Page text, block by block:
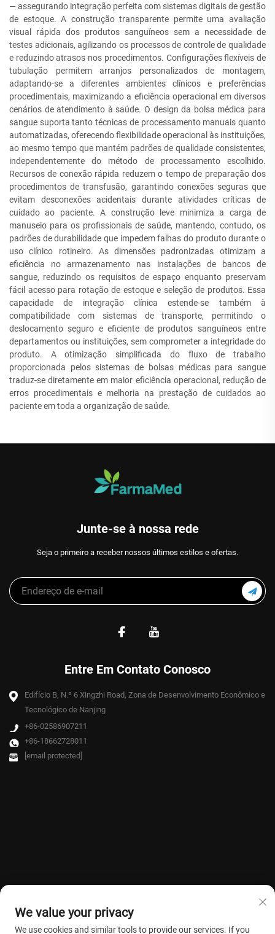
— assegurando integração perfeita com sistemas digitais de gestão
de estoque. A construção transparente permite uma avaliação
visual rápida dos produtos sanguíneos sem a necessidade de
testes adicionais, agilizando os processos de controle de qualidade
e reduzindo atrasos nos procedimentos. Configurações flexíveis de
tubulação permitem arranjos personalizados de montagem,
adaptando-se a diferentes ambientes clínicos e preferências
procedimentais, maximizando a eficiência operacional em diversos
cenários de atendimento à saúde. O design da bolsa médica para
sangue suporta tanto técnicas de processamento manuais quanto
automatizadas, oferecendo flexibilidade operacional às instituições,
ao mesmo tempo que mantém padrões de qualidade consistentes,
independentemente do método de processamento escolhido.
Recursos de conexão rápida reduzem o tempo de preparação dos
procedimentos de transfusão, garantindo conexões seguras que
evitam desconexões acidentais durante atividades críticas de
cuidado ao paciente. A construção leve minimiza a carga de
manuseio para os profissionais de saúde, mantendo, contudo, os
padrões de durabilidade que impedem falhas do produto durante o
uso clínico rotineiro. As dimensões padronizadas otimizam a
eficiência no armazenamento nas instalações de bancos de
sangue, reduzindo os requisitos de espaço enquanto preservam
fácil acesso para rotação de estoque e seleção de produtos. Essa
capacidade de integração clínica estende-se também à
compatibilidade com sistemas de transporte, permitindo o
deslocamento seguro e eficiente de produtos sanguíneos entre
departamentos ou instituições, sem comprometer a integridade do
produto. A otimização simplificada do fluxo de trabalho
proporcionada pelos sistemas de bolsas médicas para sangue
traduz-se diretamente em maior eficiência operacional, redução de
erros procedimentais e melhoria na prestação de cuidados ao
paciente em toda a organização de saúde.
Junte-se à nossa rede
Seja o primeiro a receber nossos últimos estilos e ofertas.
Entre Em Contato Conosco
Edifício B, N.º 6 Xingzhi Road, Zona de Desenvolvimento Econômico e
Tecnológico de Nanjing
+86-02586907211
+86-18662728011
[email protected]
We value your privacy
We use cookies and similar tools to provide our services. If you